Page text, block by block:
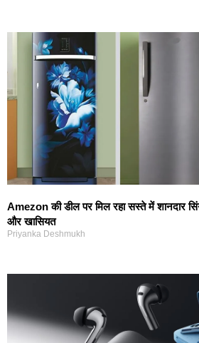
Amezon की डील पर मिल रहा सस्ते में शानदार
और खासियत
Priyanka Deshmukh